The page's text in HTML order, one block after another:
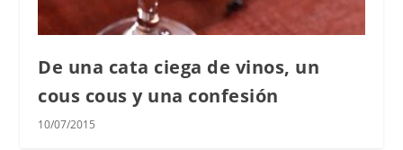
De una cata ciega de vinos, un
cous cous y una confesión
10/07/2015